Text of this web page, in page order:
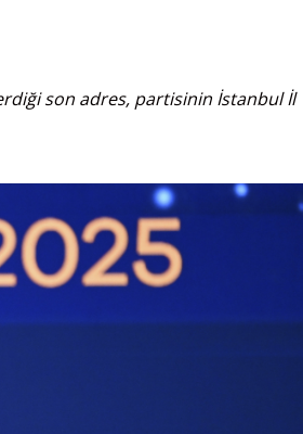
son adres, partisinin İstanbul İl